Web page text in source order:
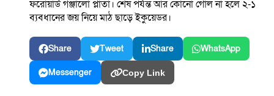
ফরোয়ার্ড গঞ্জালো প্লাতা। শেষ পর্যন্ত আর কোনো গোল না হলে ২-১
ব্যবধানের জয় নিয়ে মাঠ ছাড়ে ইকুয়েডর।
Share Tweet Share WhatsApp
Messenger Copy Link